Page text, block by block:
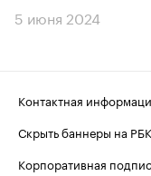
5 июня 2024
Контактная
Скрыть баннеры на РБК
Корпоративная